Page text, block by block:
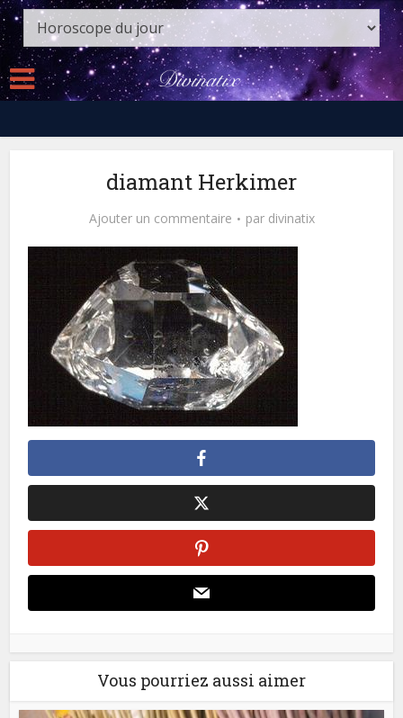
diamant Herkimer
Ajouter un commentaire par divinatix
Vous pourriez aussi aimer